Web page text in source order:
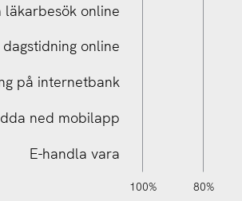
E-handla vara
ned mobilapp
på internetbank
dagstidning online
läkarbesök online
140%
120%100% 80%
-20%
-40%